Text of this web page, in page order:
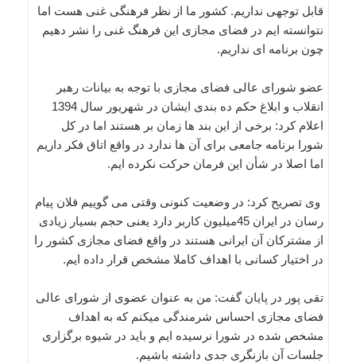
قابل توجهی نداریم. کشور ما از نظر فرهنگی غنی هست اما
نتوانسته ایم در فضای مجازی این فرهنگ غنی را نشر دهیم
چون برنامه ای نداریم.
عضو شورای عالی فضای مجازی با توجه به بیانات رهبر
انقلاب و ابلاغ حکم ده بندی ایشان در شهریور سال 1394
اعلام کرد: برخی از این بند ها زمان بر هستند اما در کل
شورا برنامه جامعی برای آن ها ندارد در واقع اتاق فکر داریم
اما اصلا در شأن این فرمان حرکت نکرده ایم.
وی تصریح کرد: در وضعیت کنونی وقتی می گوییم فلان پیام
رسان در ایران 45میلیون کاربر دارد یعنی حجم بسیار زیادی
از مشترکان آن ایرانی هستند در واقع فضای مجازی کشور را
در اختیار کسانی با اهداف کاملا مشخص قرار داده ایم.
تقی پور در پایان گفت: من به عنوان عضوی از شورای عالی
فضای مجازی احساس شرمندگی میکنم که به اهداف
مشخص شده در شورا نرسیده ایم و باید در شیوه برگزاری
جلسات آن بازنگری جدی داشته باشیم.